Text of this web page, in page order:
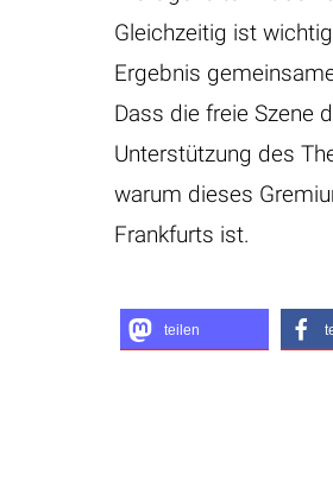
Gleichzeitig ist
Ergebnis
Dass die freie Szene
Unterstützung des
warum dieses
Frankfurts ist.
teilen